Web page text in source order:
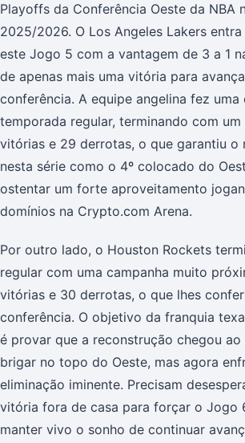
Playoffs da Conferência Oeste da NBA
2025/2026. O Los Angeles Lakers
este Jogo 5 com a vantagem de 3 a 1
de apenas mais uma vitória para
conferência. A equipe angelina fez uma
temporada regular, terminando com
vitórias e 29 derrotas, o que garantiu o
nesta série como o 4º colocado do
ostentar um forte aproveitamento
domínios na Crypto.com Arena.
Por outro lado, o Houston Rockets
regular com uma campanha muito
vitórias e 30 derrotas, o que lhes
conferência. O objetivo da franquia
é provar que a reconstrução chegou
brigar no topo do Oeste, mas agora
eliminação iminente. Precisam
vitória fora de casa para forçar o Jogo
manter vivo o sonho de continuar